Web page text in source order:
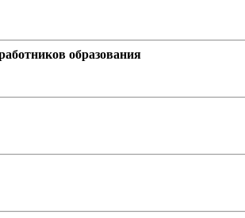
образования